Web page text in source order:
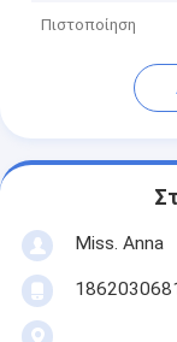
Πιστοποίηση
Miss. Anna